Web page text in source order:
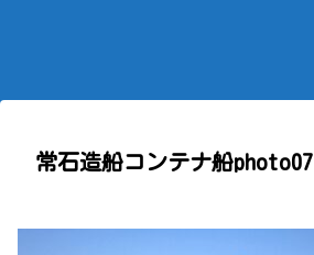
常石造船コンテナ船photo07